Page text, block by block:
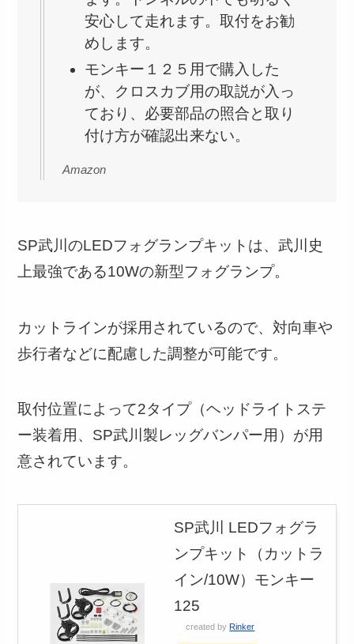
安心して走れます。取付をお勧
めします。
モンキー１２５用で購入した
が、クロスカブ用の取説が入っ
ており、必要部品の照合と取り
付け方が確認出来ない。
Amazon
SP武川のLEDフォグランプキットは、武川史
上最強である10Wの新型フォグランプ。
カットラインが採用されているので、対向車や
歩行者などに配慮した調整が可能です。
取付位置によって2タイプ（ヘッドライトステ
ー装着用、SP武川製レッグバンパー用）が用
意されています。
SP武川 LEDフォグラ
ンプキット（カットラ
イン/10W）モンキー
125
created by Rinker